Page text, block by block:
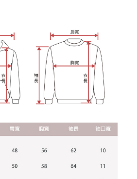
司。
，請瀏覽以下網址：
得法定代理人或監護人之同意方可使用
經同意申辦者引起之損失，本公司不負相關責
」時，將依據個別帳號之用戶狀況，依本公司即
若仍有額度不足之情形，本公司將視審查結果